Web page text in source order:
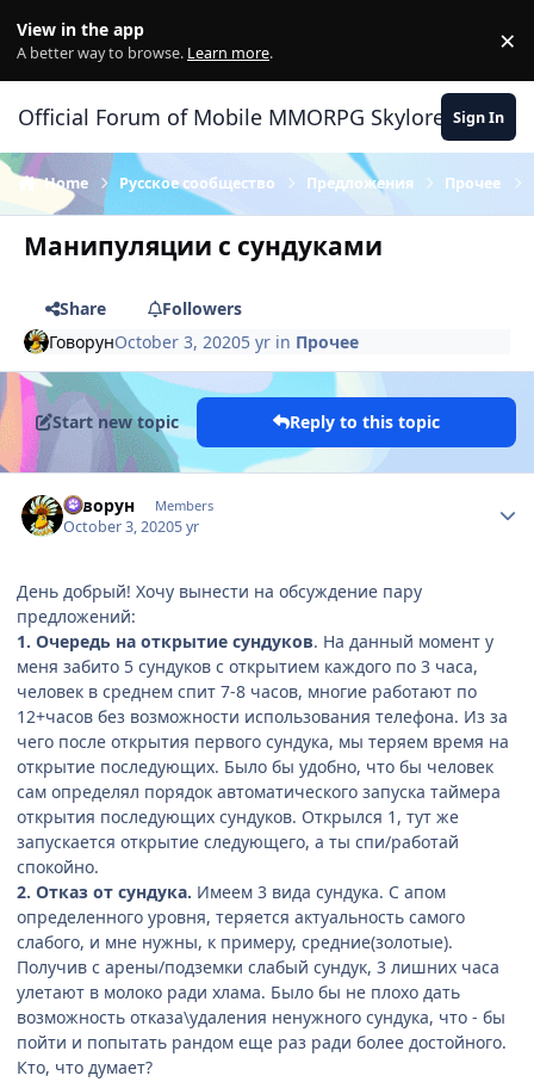
View in the app
A better way to browse. Learn more. ×
Official Forum of Mobile MMORPG Skylore Sign In
Home Русское сообщество Предложения Прочее
Манипуляции с сундуками
Share
Followers
ГоворунOctober 3, 20205 yr in Прочее
Start new topic Reply to this topic
Говорун Members
October 3, 20205 yr
День добрый! Хочу вынести на обсуждение пару
предложений:
1. Очередь на открытие сундуков. На данный момент у
меня забито 5 сундуков с открытием каждого по 3 часа,
человек в среднем спит 7-8 часов, многие работают по
12+часов без возможности использования телефона. Из за
чего после открытия первого сундука, мы теряем время на
открытие последующих. Было бы удобно, что бы человек
сам определял порядок автоматического запуска таймера
открытия последующих сундуков. Открылся 1, тут же
запускается открытие следующего, а ты спи/работай
спокойно.
2. Отказ от сундука. Имеем 3 вида сундука. С апом
определенного уровня, теряется актуальность самого
слабого, и мне нужны, к примеру, средние(золотые).
Получив с арены/подземки слабый сундук, 3 лишних часа
улетают в молоко ради хлама. Было бы не плохо дать
возможность отказа\удаления ненужного сундука, что - бы
пойти и попытать рандом еще раз ради более достойного.
Кто, что думает?